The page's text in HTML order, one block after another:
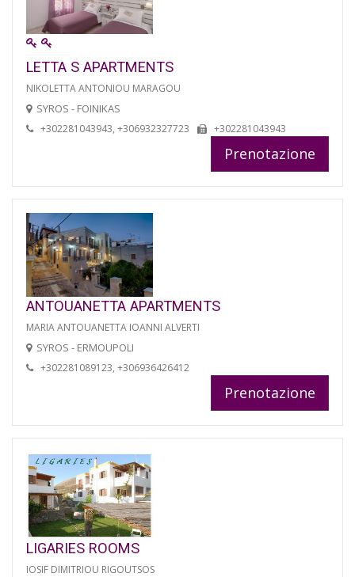
LETTA S APARTMENTS
NIKOLETTA ANTONIOU MARAGOU
SYROS - FOINIKAS
+302281043943, +306932327723 +302281043943
Prenotazione
ANTOUANETTA APARTMENTS
MARIA ANTOUANETTA IOANNI ALVERTI
SYROS - ERMOUPOLI
+302281089123, +306936426412
Prenotazione
LIGARIES ROOMS
IOSIF DIMITRIOU RIGOUTSOS